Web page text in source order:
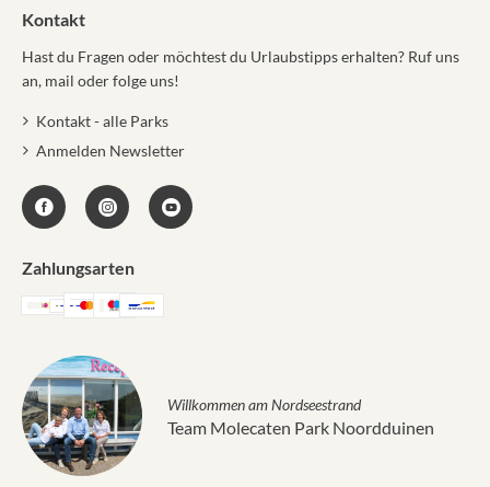
Kontakt
Hast du Fragen oder möchtest du Urlaubstipps erhalten? Ruf uns
an, mail oder folge uns!
Kontakt - alle Parks
Anmelden Newsletter
Zahlungsarten
Willkommen am Nordseestrand
Team Molecaten Park Noordduinen